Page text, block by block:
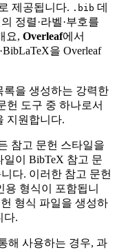
제공됩니다. .bib 데
정렬·라벨·부호를
요, Overleaf에서
을 Overleaf
록을 생성하는 강력한
헌 도구 중 하나로서
지원합니다.
참고 문헌 스타일을
이 BibTeX 참고 문
다. 이러한 참고 문헌
용 형식이 포함됩니
형식 파일을 생성하
다.
해 사용하는 경우, 과